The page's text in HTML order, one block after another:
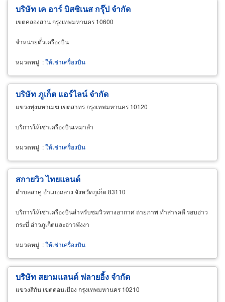
บริษัท เค อาร์ บิสซิเนส กรุ๊ป จำกัด
เขตคลองสาน กรุงเทพมหานคร 10600
จำหน่ายตั๋วเครื่องบิน
หมวดหมู่ :ให้เช่าเครื่องบิน
บริษัท ภูเก็ต แอร์ไลน์ จำกัด
แขวงทุ่งมหาเมฆ เขตสาทร กรุงเทพมหานคร 10120
บริการให้เช่าเครื่องบินเหมาลำ
หมวดหมู่ :ให้เช่าเครื่องบิน
สกายวิว ไทยแลนด์
ตำบลสาคู อำเภอถลาง จังหวัดภูเก็ต 83110
บริการให้เช่าเครื่องบินสำหรับชมวิวทางอากาศ ถ่ายภาพ ทำสารคดี รอบอ่าว
กระบี่ อ่าวภูเก็ตและอ่าวพังงา
หมวดหมู่ :ให้เช่าเครื่องบิน
บริษัท สยามแลนด์ ฟลายอิ้ง จำกัด
แขวงสีกัน เขตดอนเมือง กรุงเทพมหานคร 10210